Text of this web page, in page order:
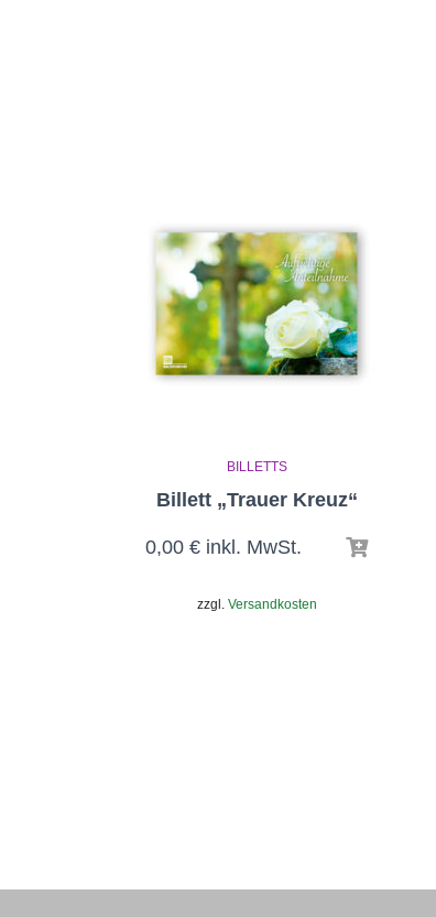
BILLETTS
Billett „Trauer Kreuz“
0,00 € inkl. MwSt.
zzgl. Versandkosten